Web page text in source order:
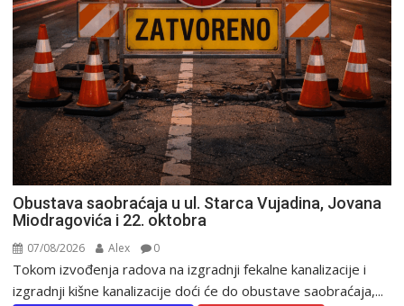
Obustava saobraćaja u ul. Starca Vujadina, Jovana
Miodragovića i 22. oktobra
07/08/2026 Alex 0
Tokom izvođenja radova na izgradnji fekalne kanalizacije i
izgradnji kišne kanalizacije doći će do obustave saobraćaja,...